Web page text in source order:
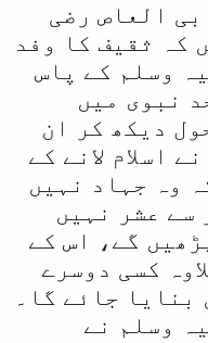
العاص رضی
کہ ثقیف کا وفد
وسلم کے پاس
نبوی میں
دیکھ کر ان
اسلام لانے کے
وہ جہاد نہیں
سے عشر نہیں
گے، اس کے
کسی دوسرے
بنایا جائے گا۔
وسلم نے